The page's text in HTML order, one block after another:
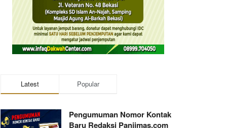
Latest Popular
Pengumuman Nomor Kontak
Baru Redaksi Panjimas.com